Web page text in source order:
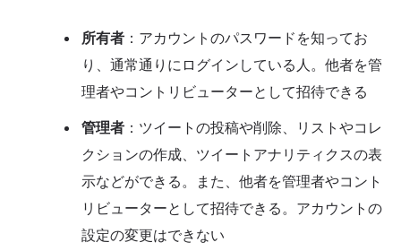
所有者 ：アカウントのパスワードを知ってお
り、通常通りにログインしている人。他者を管
理者やコントリビューターとして招待できる
管理者 ：ツイートの投稿や削除、リストやコレ
クションの作成、ツイートアナリティクスの表
示などができる。また、他者を管理者やコント
リビューターとして招待できる。アカウントの
設定の変更はできない